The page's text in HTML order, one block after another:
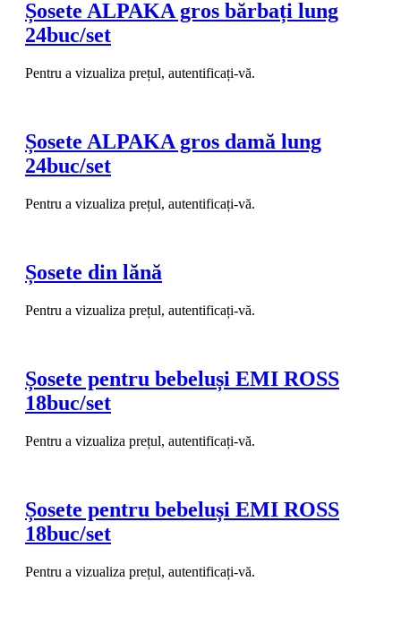
Șosete ALPAKA gros bărbați lung
24buc/set
Pentru a vizualiza prețul, autentificați-vă.
Șosete ALPAKA gros damă lung
24buc/set
Pentru a vizualiza prețul, autentificați-vă.
Șosete din lănă
Pentru a vizualiza prețul, autentificați-vă.
Șosete pentru bebeluși EMI ROSS
18buc/set
Pentru a vizualiza prețul, autentificați-vă.
Șosete pentru bebeluși EMI ROSS
18buc/set
Pentru a vizualiza prețul, autentificați-vă.